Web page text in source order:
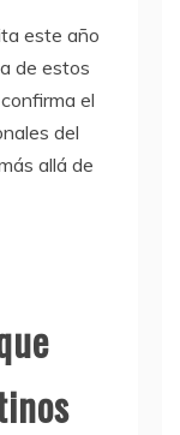
este año
de estos
el
del
allá de